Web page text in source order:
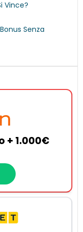
Vince?
Senza
+ 1.000€